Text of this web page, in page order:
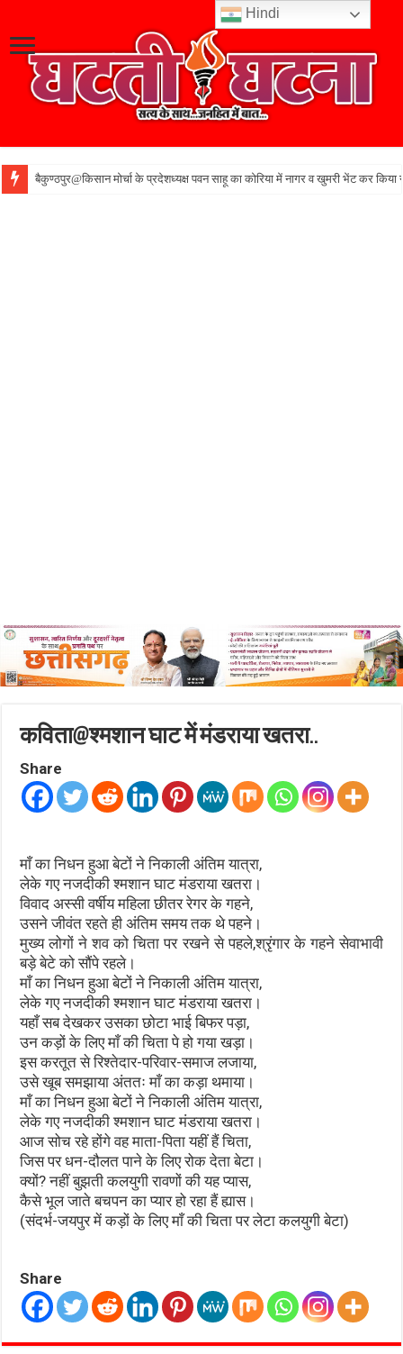
बैकुण्ठपुर@किसान मोर्चा के प्रदेशध्यक्ष पवन साहू का कोरिया में नागर व खुमरी भेंट कर किया
कविता@श्मशान घाट में मंडराया खतरा..
Share
माँ का निधन हुआ बेटों ने निकाली अंतिम यात्रा,
लेके गए नजदीकी श्मशान घाट मंडराया खतरा।
विवाद अस्सी वर्षीय महिला छीतर रेगर के गहने,
उसने जीवंत रहते ही अंतिम समय तक थे पहने।
मुख्य लोगों ने शव को चिता पर रखने से पहले,श्रृंगार के गहने सेवाभावी
बड़े बेटे को सौंपे रहले।
माँ का निधन हुआ बेटों ने निकाली अंतिम यात्रा,
लेके गए नजदीकी श्मशान घाट मंडराया खतरा।
यहाँ सब देखकर उसका छोटा भाई बिफर पड़ा,
उन कड़ों के लिए माँ की चिता पे हो गया खड़ा।
इस करतूत से रिश्तेदार-परिवार-समाज लजाया,
उसे खूब समझाया अंततः माँ का कड़ा थमाया।
माँ का निधन हुआ बेटों ने निकाली अंतिम यात्रा,
लेके गए नजदीकी श्मशान घाट मंडराया खतरा।
आज सोच रहे होंगे वह माता-पिता यहीं हैं चिता,
जिस पर धन-दौलत पाने के लिए रोक देता बेटा।
क्यों? नहीं बुझती कलयुगी रावणों की यह प्यास,
कैसे भूल जाते बचपन का प्यार हो रहा हैं ह्यास।
(संदर्भ-जयपुर में कड़ों के लिए माँ की चिता पर लेटा कलयुगी बेटा)
Share
Hindi